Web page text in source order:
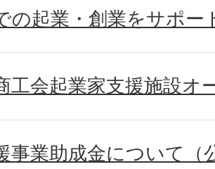
の起業・創業をサポー
工会起業家支援施設オ
事業助成金について（